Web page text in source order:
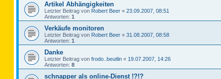
Artikel Abhängigkeiten
Letzter Beitrag von Robert Beer « 23.09.2007, 08:51
Antworten: 1
Verkäufe monitoren
Letzter Beitrag von Robert Beer « 31.08.2007, 08:58
Antworten: 1
Danke
Letzter Beitrag von frodo..beutlin « 19.07.2007, 14:26
Antworten: 8
schnapper als online-Dienst !?!?